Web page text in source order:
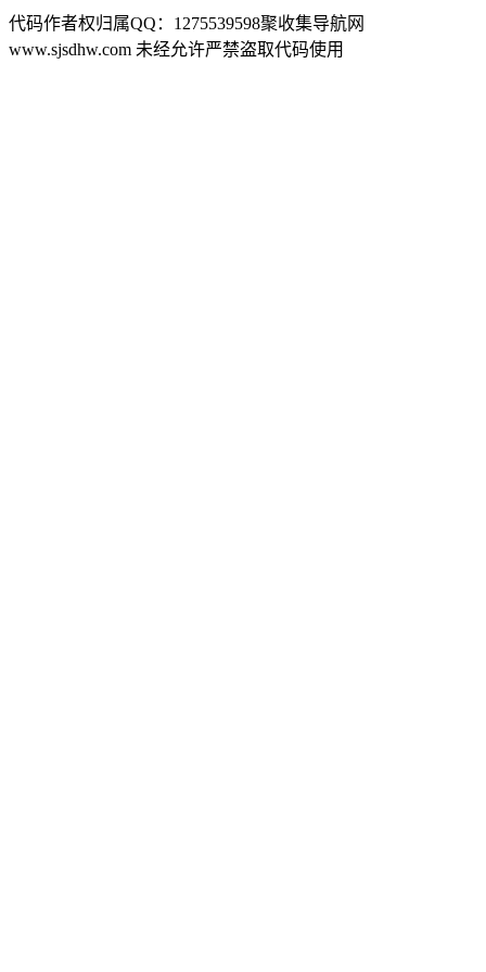
代码作者权归属QQ：1275539598聚收集导航网
www.sjsdhw.com 未经允许严禁盗取代码使用